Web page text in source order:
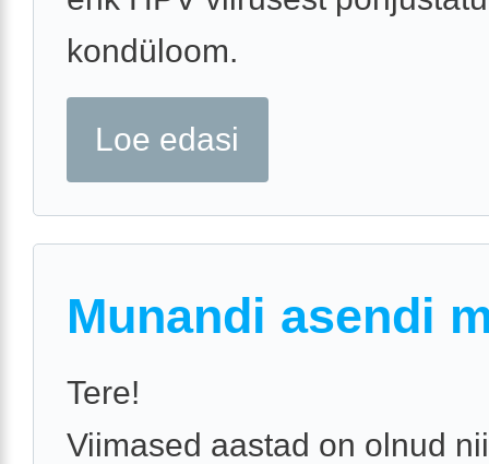
kondüloom.
Loe edasi
Munandi asendi
Tere!
Viimased aastad on olnud